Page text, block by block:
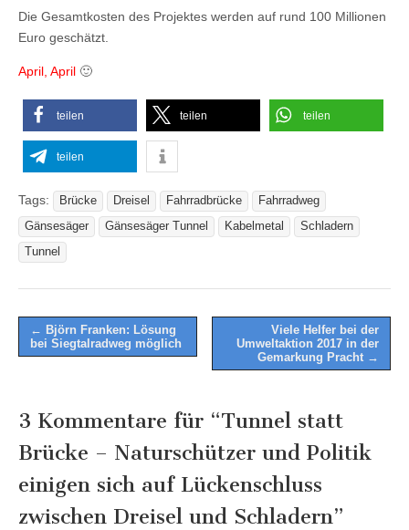
Die Gesamtkosten des Projektes werden auf rund 100 Millionen
Euro geschätzt.
April, April 🙂
teilen teilen teilen
teilen
Tags: Brücke Dreisel Fahrradbrücke
Fahrradweg
Gänsesäger
Gänsesäger Tunnel Kabelmetal
Schladern
Tunnel
Post
navigation
← Björn Franken: Lösung
bei Siegtalradweg möglich
Viele Helfer bei der
Umweltaktion 2017 in der
Gemarkung Pracht →
3 Kommentare für “Tunnel statt
Brücke – Naturschützer und Politik
einigen sich auf Lückenschluss
zwischen Dreisel und Schladern”